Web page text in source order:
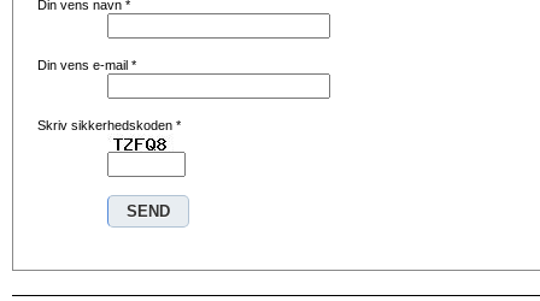
Din vens navn *
Din vens e-mail *
Skriv sikkerhedskoden *